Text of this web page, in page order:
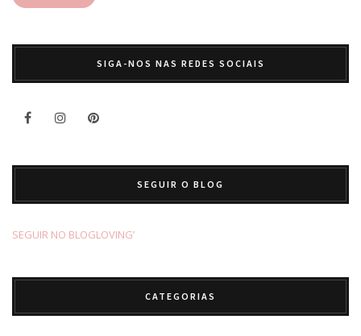
SIGA-NOS NAS REDES SOCIAIS
SEGUIR O BLOG
SEGUIR NO BLOGLOVING’
CATEGORIAS